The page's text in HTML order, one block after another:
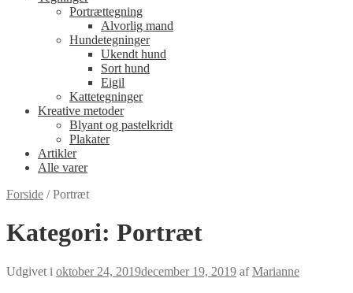
Portrættegning
Alvorlig mand
Hundetegninger
Ukendt hund
Sort hund
Eigil
Kattetegninger
Kreative metoder
Blyant og pastelkridt
Plakater
Artikler
Alle varer
Forside /Portræt
Kategori: Portræt
Udgivet i oktober 24, 2019december 19, 2019 afMarianne